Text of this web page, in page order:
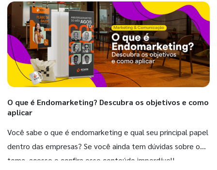
O que é Endomarketing? Descubra os objetivos e como
aplicar
Você sabe o que é endomarketing e qual seu principal papel
dentro das empresas? Se você ainda tem dúvidas sobre o
tema, acesse e confira esse conteúdo imperdível!